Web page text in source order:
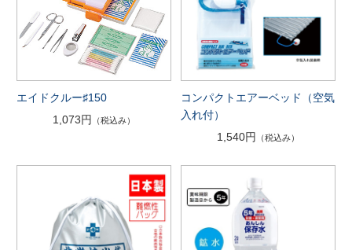
エイドクルー♯150
1,073円 （税込み）
コンパクトエアーベッド（空気
入れ付）
1,540円
（税込み）